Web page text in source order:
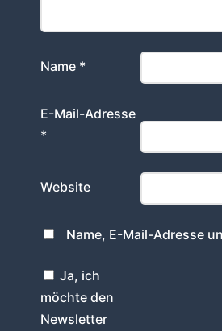
Name *
E-Mail-Adresse
*
Website
Name, E-Mail-Adresse
Ja, ich
möchte den
Newsletter